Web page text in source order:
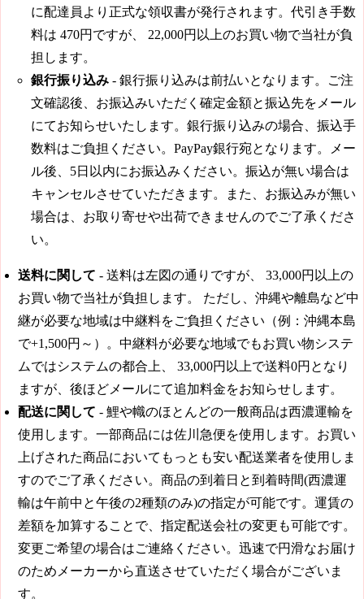
に配達員より正式な領収書が発行されます。代引き手数
料は 470円 ですが、 22,000円 以上のお買い物で当社が負
担します。
銀行振り込み - 銀行振り込みは前払いとなります。ご注
文確認後、お振込みいただく確定金額と振込先をメール
にてお知らせいたします。銀行振り込みの場合、振込手
数料はご負担ください。PayPay銀行宛となります。メー
ル後、5日以内にお振込みください。振込が無い場合は
キャンセルさせていただきます。また、お振込みが無い
場合は、お取り寄せや出荷できませんのでご了承くださ
い。
送料に関して - 送料は左図の通りですが、 33,000円 以上の
お買い物で当社が負担します。 ただし、沖縄や離島など中
継が必要な地域は中継料をご負担ください（例：沖縄本島
で+1,500円～）。中継料が必要な地域でもお買い物システ
ムではシステムの都合上、
33,000円 以上で送料0円となり
ますが、後ほどメールにて追加料金をお知らせします。
配送に関して - 鯉や幟のほとんどの一般商品は西濃運輸を
使用します。一部商品には佐川急便を使用します。お買い
上げされた商品においてもっとも安い配送業者を使用しま
すのでご了承ください。商品の到着日と到着時間(西濃運
輸は午前中と午後の2種類のみ)の指定が可能です。運賃の
差額を加算することで、指定配送会社の変更も可能です。
変更ご希望の場合はご連絡ください。迅速で円滑なお届け
のためメーカーから直送させていただく場合がございま
す。